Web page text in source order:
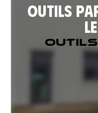
Outils